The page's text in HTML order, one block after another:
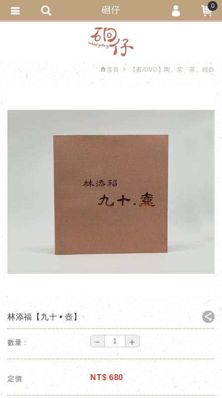
首頁 【書/DVD】陶、窯、茶、鐵壺
林添福【九十 • 壺】
數量 : － ＋
定價 NT$ 680
硘仔 0
會員登入
會員註冊
忘記密碼
繁體中文